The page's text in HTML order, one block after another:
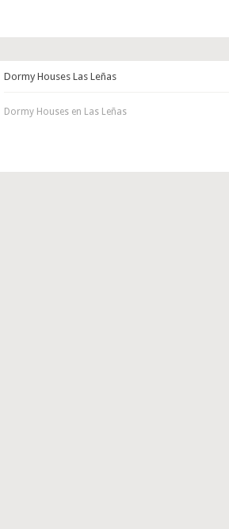
Dormy Houses Las Leñas
Dormy Houses en Las Leñas